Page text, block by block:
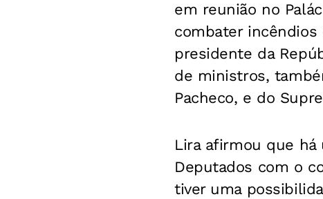
em reunião no
combater incêndios
presidente da
de ministros,
Pacheco, e do
Lira afirmou que
Deputados com o
tiver uma